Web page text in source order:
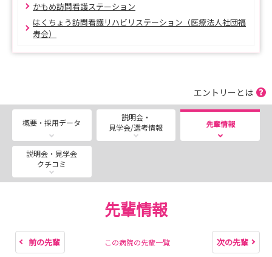
【時間】
10:00～14:00（予定）
【こんな方におすすめ】
〇 地域包括ケアについて学びたい
〇 病院の雰囲気や人間関係を知りたい
〇 急性期から在宅まで幅広い看護に興味がある
急性期から在宅まで同じ法人の中で学ぶことができ、幅広
い看護を実践できる環境に魅力を感じました。
かもめ訪問看護ステーション
はくちょう訪問看護リハビリステーション（医療法人社団福
寿会）
エントリーとは
概要・採用データ
説明会・
見学会/選考情報
先輩情報
説明会・見学会
クチコミ
先輩情報
前の先輩 この病院の先輩一覧 次の先輩